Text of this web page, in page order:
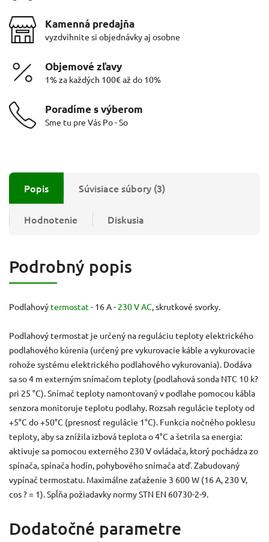
Kamenná predajňa
vyzdvihnite si objednávky aj osobne
Objemové zľavy
1% za každých 100€ až do 10%
Poradíme s výberom
Sme tu pre Vás Po - So
Popis Súvisiace súbory (3)
Hodnotenie Diskusia
Podrobný popis
Podlahový termostat- 16 A - 230 V AC , skrutkové svorky.
Podlahový termostat je určený na reguláciu teploty elektrického
podlahového kúrenia (určený pre vykurovacie káble a vykurovacie
rohože systému elektrického podlahového vykurovania). Dodáva
sa so 4 m externým snímačom teploty (podlahová sonda NTC 10 k?
pri 25 °C). Snímač teploty namontovaný v podlahe pomocou kábla
senzora monitoruje teplotu podlahy. Rozsah regulácie teploty od
+5°C do +50°C (presnosť regulácie 1°C). Funkcia nočného poklesu
teploty, aby sa znížila izbová teplota o 4°C a šetrila sa energia:
aktivuje sa pomocou externého 230 V ovládača, ktorý pochádza zo
spínača, spínača hodín, pohybového snímača atď. Zabudovaný
vypínač termostatu. Maximálne zaťaženie 3 600 W (16 A, 230 V,
cos ? = 1). Spĺňa požiadavky normy STN EN 60730-2-9.
Dodatočné parametre